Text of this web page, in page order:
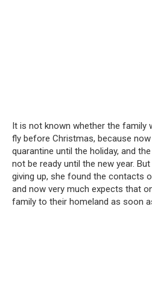
It is not known whether the family
fly before Christmas, because
quarantine until the holiday, and
not be ready until the new year.
giving up, she found the contacts
and now very much expects that
family to their homeland as soon